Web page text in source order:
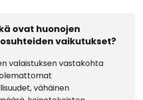
ovat huonojen
vaikutukset?
valaistuksen vastakohta
vähäinen